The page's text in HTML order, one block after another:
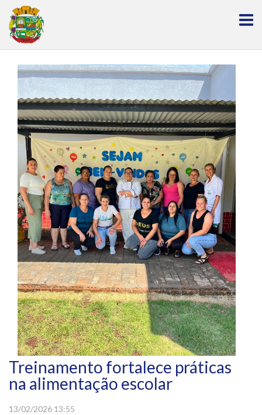
Treinamento fortalece práticas
na alimentação escolar
13/02/2026 13:55